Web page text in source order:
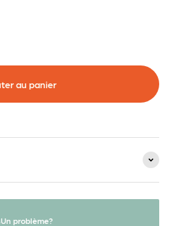
au panier
Un problème?